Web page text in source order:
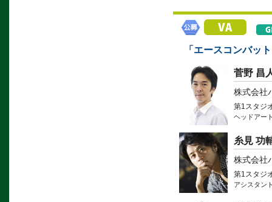
「エースコンバッ
菅野 昌
株式会社
第1スタジ
ヘッドアー
糸見 功
株式会社
第1スタジ
アシスタン